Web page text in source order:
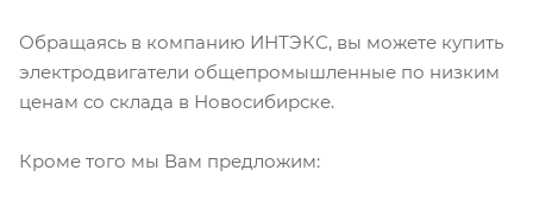
Обращаясь в компанию ИНТЭКС, вы можете купить
электродвигатели общепромышленные по низким
ценам со склада в Новосибирске.
Кроме того мы Вам предложим: